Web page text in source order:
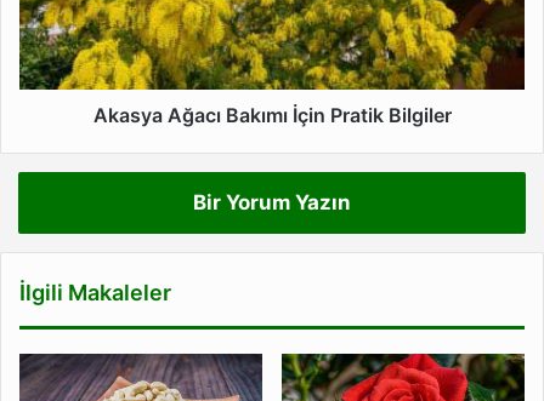
Bilgiler
Akasya Ağacı Bakımı İçin Pratik Bilgiler
Bir Yorum Yazın
İlgili Makaleler